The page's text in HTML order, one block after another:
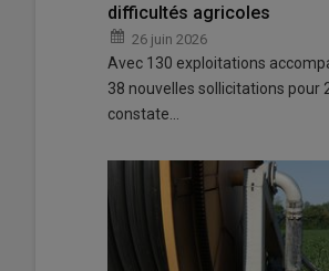
difficultés agricoles
26 juin 2026
Avec 130 exploitations
38 nouvelles sollicitations pour
constate…